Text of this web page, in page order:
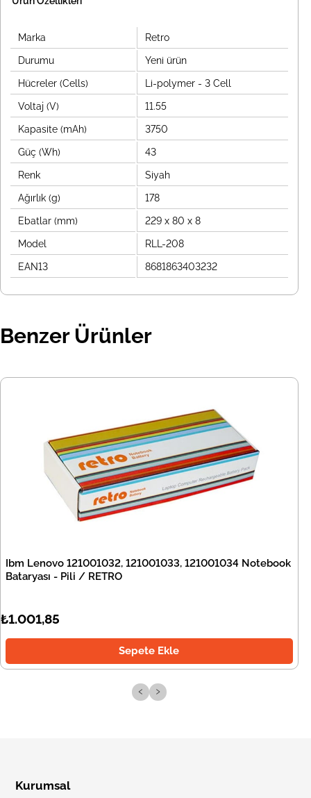
Marka Retro
Durumu Yeni ürün
Hücreler (Cells) Li-polymer - 3 Cell
Voltaj (V) 11.55
Kapasite (mAh) 3750
Güç (Wh) 43
Renk Siyah
Ağırlık (g) 178
Ebatlar (mm) 229 x 80 x 8
Model RLL-208
EAN13 8681863403232
Benzer Ürünler
Ibm Lenovo 121001032, 121001033, 121001034 Notebook
Bataryası - Pili / RETRO
₺1.001,85
Sepete Ekle
‹ ›
Kurumsal